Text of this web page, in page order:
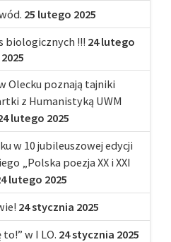
25 lutego 2025
biologicznych !!! 24 lutego
2025
Olecku poznają tajniki
z Humanistyką UWM
lutego 2025
w 10 jubileuszowej edycji
„Polska poezja XX i XXI
lutego 2025
24 stycznia 2025
w I LO. 24 stycznia 2025